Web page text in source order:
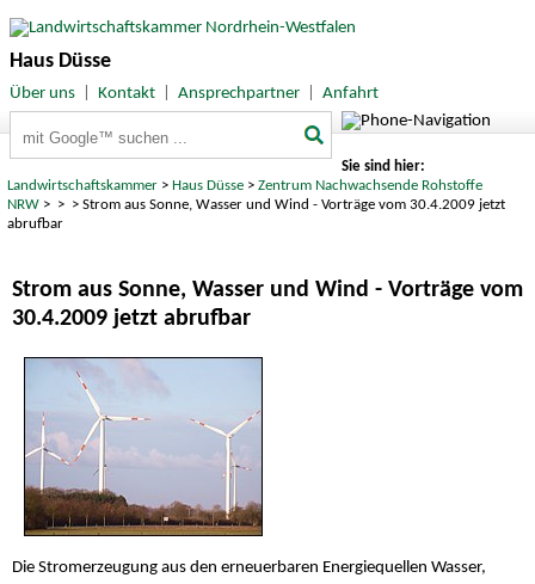
Haus Düsse
Über uns| Kontakt| Ansprechpartner| Anfahrt
Sie sind hier:
Landwirtschaftskammer > Haus Düsse >Zentrum Nachwachsende Rohstoffe
NRW > > > Strom aus Sonne, Wasser und Wind - Vorträge vom 30.4.2009 jetzt
abrufbar
Strom aus Sonne, Wasser und Wind - Vorträge vom
30.4.2009 jetzt abrufbar
Die Stromerzeugung aus den erneuerbaren Energiequellen Wasser,